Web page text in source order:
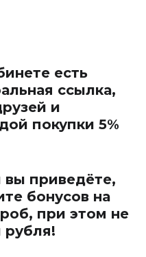
есть
ссылка,
и
покупки 5%
приведёте,
бонусов на
при этом не
рубля!